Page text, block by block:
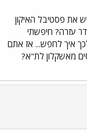
את פסטיבל האיקון
עזרה? חיפשתי
איך לחפש... אז אתם
מאשקלון לת"א?